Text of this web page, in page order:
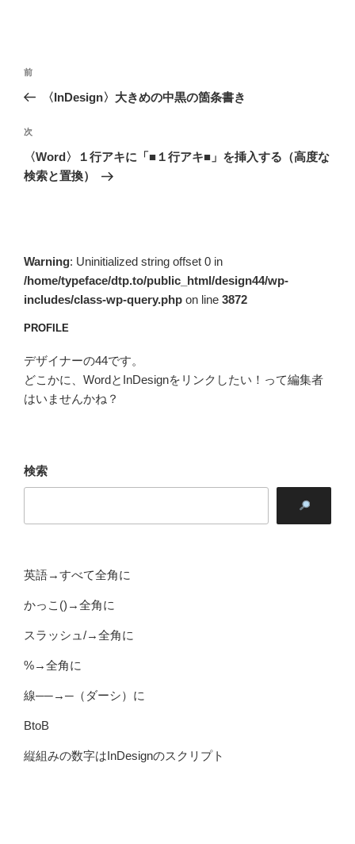
投
ビ
ゲ
ー
前
の
稿
前
〈InDesign〉大きめの中黒の箇条書き
次
の
投
次
〈Word〉１行アキに「■１行アキ■」を挿入する（高度な
検索と置換）
Warning: Uninitialized string offset 0 in
/home/typeface/dtp.to/public_html/design44/wp-
includes/class-wp-query.php on line 3872
PROFILE
デザイナーの44です。
どこかに、WordとInDesignをリンクしたい！って編集者
はいませんかね？
検索
英語→すべて全角に
かっこ()→全角に
スラッシュ/→全角に
%→全角に
線──→─（ダーシ）に
BtoB
縦組みの数字はInDesignのスクリプト